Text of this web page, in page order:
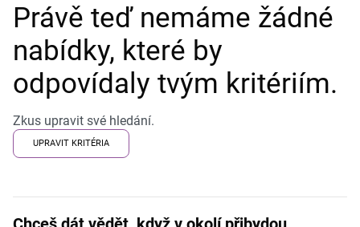
Právě teď nemáme žádné
nabídky, které by
odpovídaly tvým kritériím.
Zkus upravit své hledání.
UPRAVIT KRITÉRIA